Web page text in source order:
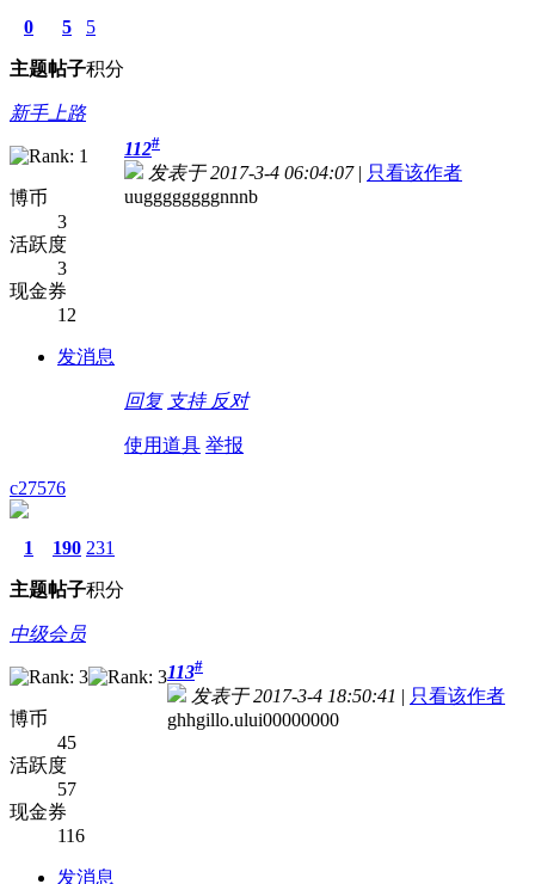
0
主题
5
帖子
5
积分
新手上路
博币
3
活跃度
3
现金券
12
发消息
112#
发表于 2017-3-4 06:04:07 | 只看该作者
uuggggggggnnnb
回复 支持 反对
使用道具 举报
c27576
1
主题
190
帖子
231
积分
中级会员
博币
45
活跃度
57
现金券
116
发消息
113#
发表于 2017-3-4 18:50:41 | 只看该作者
ghhgillo.ului00000000